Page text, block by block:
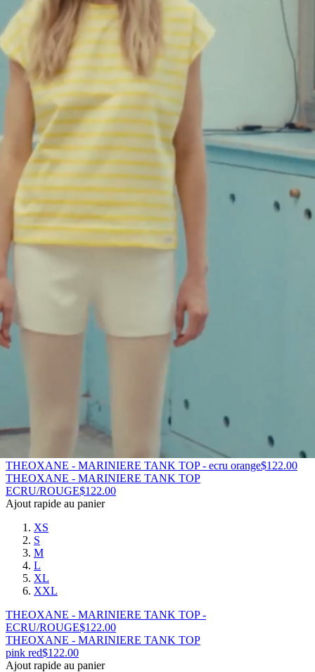
ECRU/EPICE$ 122.00
THEOXANE - MARINIERE TANK TOP
ECRU/VERT
122.00
Ajout rapide au panier
XS
S
M
L
XL
XXL
THEOXANE - MARINIERE TANK TOP - ECRU/VERT$122.00
THEOXANE - MARINIERE TANK TOP
ECRU/MARINE$122.00
Ajout rapide au panier
XS
S
M
L
THEOXANE - MARINIERE TANK TOP -
THEOXANE - MARINIERE TANK TOP
ecru orange
THEOXANE - MARINIERE TANK TOP - ecru orange$122.00
THEOXANE - MARINIERE TANK TOP
ECRU/ROUGE$122.00
Ajout rapide au panier
XS
S
M
L
XL
XXL
THEOXANE - MARINIERE TANK TOP -
ECRU/ROUGE$122.00
THEOXANE - MARINIERE TANK TOP
pink red$122.00
Ajout rapide au panier